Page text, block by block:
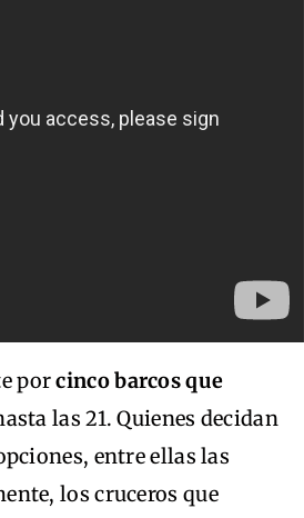
porcinco barcos que
las 21. Quienes decidan
entre ellas las
los cruceros que